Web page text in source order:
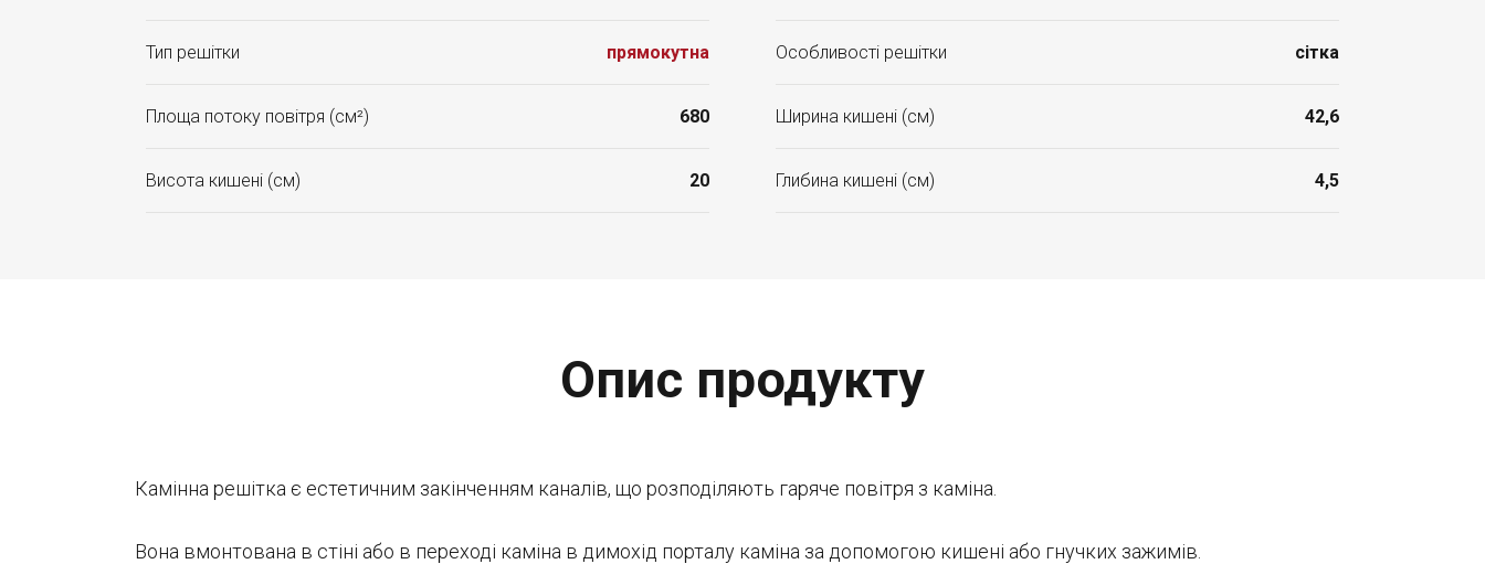
Тип решітки прямокутна Особливості решітки сітка
Площа потоку повітря (см²) 680 Ширина кишені (см) 42,6
Висота кишені (см) 20 Глибина кишені (см) 4,5
Опис продукту
Камінна решітка є естетичним закінченням каналів, що розподіляють гаряче повітря з каміна.
Вона вмонтована в стіні або в переході каміна в димохід порталу каміна за допомогою кишені або гнучких зажимів.